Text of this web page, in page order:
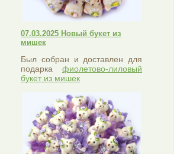
07.03.2025 Новый букет из
мишек
Был собран и доставлен для
подарка фиолетово-лиловый
букет из мишек